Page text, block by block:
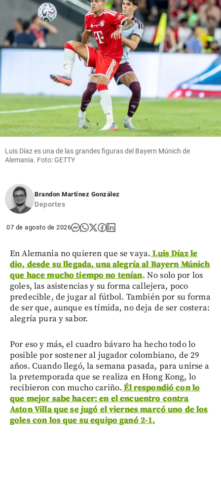
Luis Díaz es una de las grandes figuras del Bayern Múnich de
Alemania. Foto: GETTY
Brandon Martínez González
Deportes
07 de agosto de 2026
En Alemania no quieren que se vaya. Luis Díaz le
dio, desde su llegada, una alegría al Bayern Múnich
que hace mucho tiempo no tenían. No solo por los
goles, las asistencias y su forma callejera, poco
predecible, de jugar al fútbol. También por su forma
de ser que, aunque es tímida, no deja de ser costera:
alegría pura y sabor.
Por eso y más, el cuadro bávaro ha hecho todo lo
posible por sostener al jugador colombiano, de 29
años. Cuando llegó, la semana pasada, para unirse a
la pretemporada que se realiza en Hong Kong, lo
recibieron con mucho cariño. Él respondió con lo
que mejor sabe hacer: en el encuentro contra
Aston Villa que se jugó el viernes marcó uno de los
goles con los que su equipo ganó 2-1.